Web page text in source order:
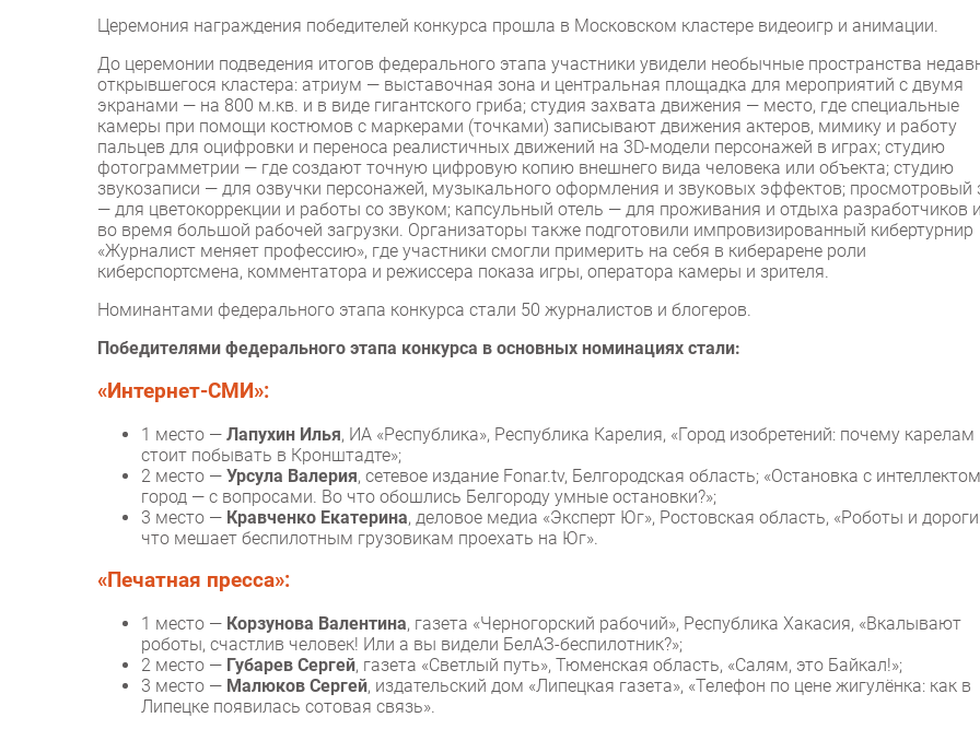
Церемония награждения победителей конкурса прошла в Московском кластере видеоигр и анимации.
До церемонии подведения итогов федерального этапа участники увидели необычные пространства
открывшегося кластера: атриум — выставочная зона и центральная площадка для мероприятий с двумя
экранами — на 800 м.кв. и в виде гигантского гриба; студия захвата движения — место, где специальные
камеры при помощи костюмов с маркерами (точками) записывают движения актеров, мимику и работу
пальцев для оцифровки и переноса реалистичных движений на 3D-модели персонажей в играх; студию
фотограмметрии — где создают точную цифровую копию внешнего вида человека или объекта; студию
звукозаписи — для озвучки персонажей, музыкального оформления и звуковых эффектов; просмотровый
— для цветокоррекции и работы со звуком; капсульный отель — для проживания и отдыха разработчиков
во время большой рабочей загрузки. Организаторы также подготовили импровизированный кибертурнир
«Журналист меняет профессию», где участники смогли примерить на себя в киберарене роли
киберспортсмена, комментатора и режиссера показа игры, оператора камеры и зрителя.
Номинантами федерального этапа конкурса стали 50 журналистов и блогеров.
Победителями федерального этапа конкурса в основных номинациях стали:
«Интернет-СМИ»:
1 место — Лапухин Илья, ИА «Республика», Республика Карелия, «Город изобретений: почему карелам
стоит побывать в Кронштадте»;
2 место — Урсула Валерия, сетевое издание Fonar.tv, Белгородская область; «Остановка с
город — с вопросами. Во что обошлись Белгороду умные остановки?»;
3 место — Кравченко Екатерина, деловое медиа «Эксперт Юг», Ростовская область, «Роботы и
что мешает беспилотным грузовикам проехать на Юг».
«Печатная пресса»:
1 место — Корзунова Валентина, газета «Черногорский рабочий», Республика Хакасия, «Вкалывают
роботы, счастлив человек! Или а вы видели БелАЗ-беспилотник?»;
2 место — Губарев Сергей, газета «Светлый путь», Тюменская область, «Салям, это Байкал!»;
3 место — Малюков Сергей, издательский дом «Липецкая газета», «Телефон по цене жигулёнка: как в
Липецке появилась сотовая связь».